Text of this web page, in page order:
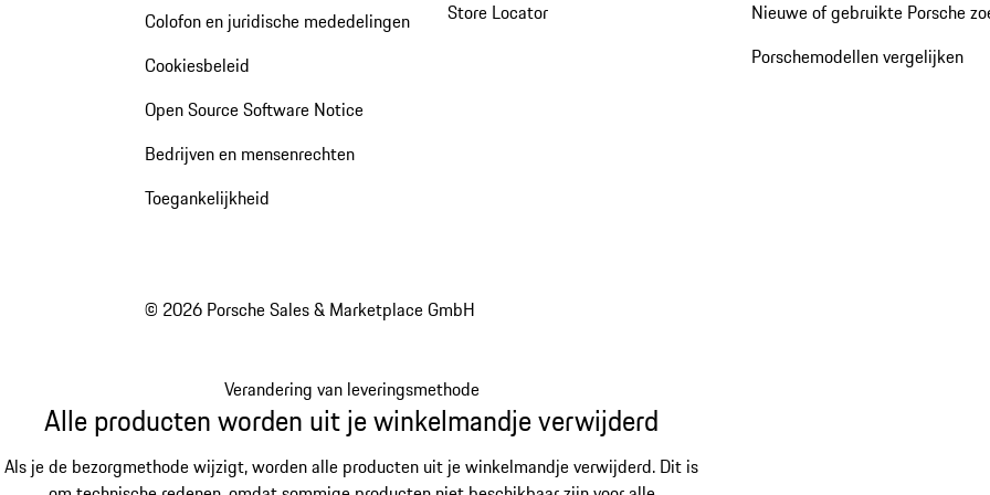
Colofon en juridische mededelingen
Cookiesbeleid
Open Source Software Notice
Bedrijven en mensenrechten
Toegankelijkheid
Store Locator
Nieuwe of gebruikte Porsche
Porschemodellen vergelijken
© 2026 Porsche Sales & Marketplace GmbH
Verandering van leveringsmethode
Alle producten worden uit je winkelmandje verwijderd
Als je de bezorgmethode wijzigt, worden alle producten uit je winkelmandje verwijderd. Dit is